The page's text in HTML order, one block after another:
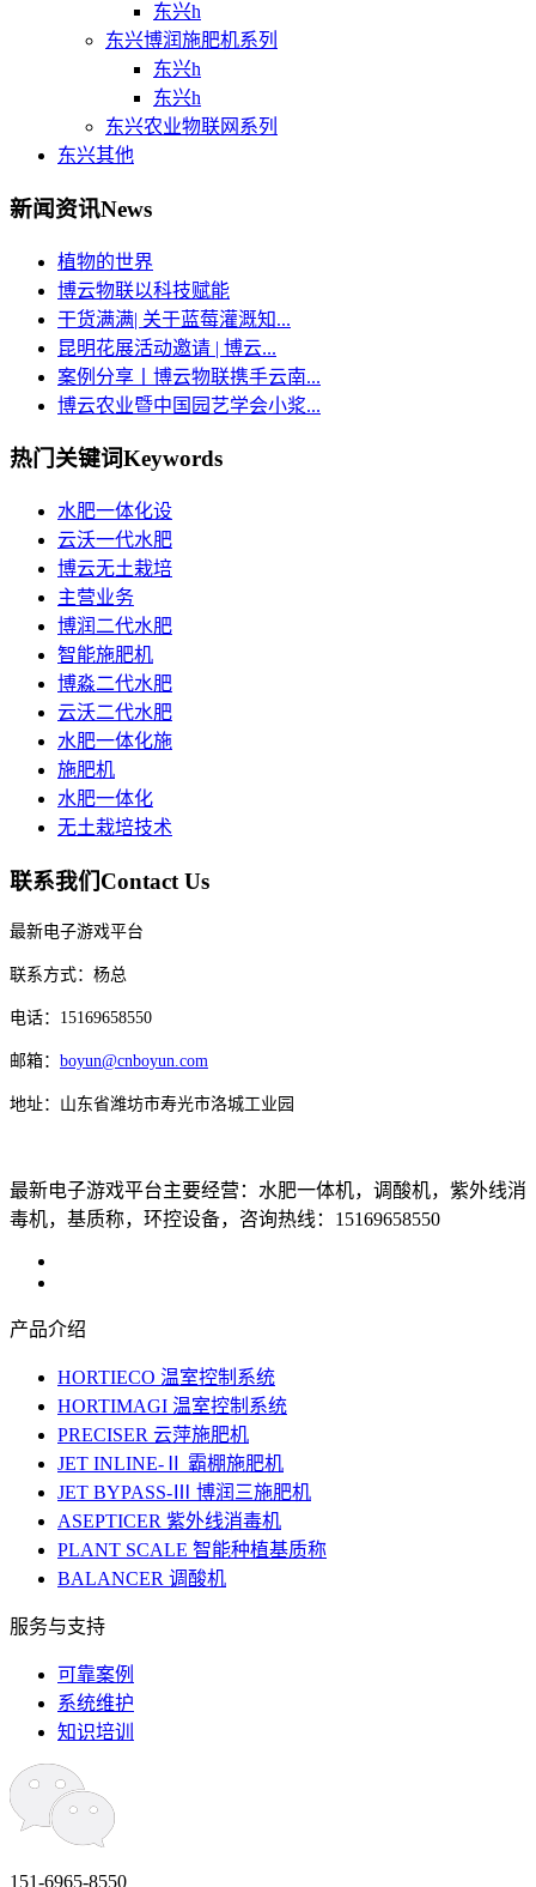
东兴h
东兴博润施肥机系列
东兴h
东兴h
东兴农业物联网系列
东兴其他
新闻资讯News
植物的世界
博云物联以科技赋能
干货满满| 关于蓝莓灌溉知...
昆明花展活动邀请 | 博云...
案例分享丨博云物联携手云南...
博云农业暨中国园艺学会小浆...
热门关键词Keywords
水肥一体化设
云沃一代水肥
博云无土栽培
主营业务
博润二代水肥
智能施肥机
博淼二代水肥
云沃二代水肥
水肥一体化施
施肥机
水肥一体化
无土栽培技术
联系我们Contact Us
最新电子游戏平台
联系方式：杨总
电话：15169658550
邮箱： boyun@cnboyun.com
地址：山东省潍坊市寿光市洛城工业园
最新电子游戏平台主要经营：水肥一体机，调酸机，紫外线消
毒机，基质称，环控设备，咨询热线：15169658550
产品介绍
HORTIECO 温室控制系统
HORTIMAGI 温室控制系统
PRECISER 云萍施肥机
JET INLINE-Ⅱ 霸棚施肥机
JET BYPASS-Ⅲ 博润三施肥机
ASEPTICER 紫外线消毒机
PLANT SCALE 智能种植基质称
BALANCER 调酸机
服务与支持
可靠案例
系统维护
知识培训
151-6965-8550